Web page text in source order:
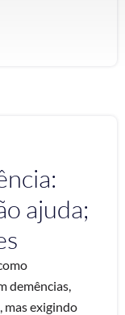
ajuda;
demências,
mas exigindo